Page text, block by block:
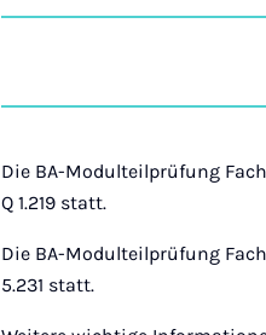
Die BA-Modulteilprüfung
Q 1.219 statt.
Die BA-Modulteilprüfung
5.231 statt.